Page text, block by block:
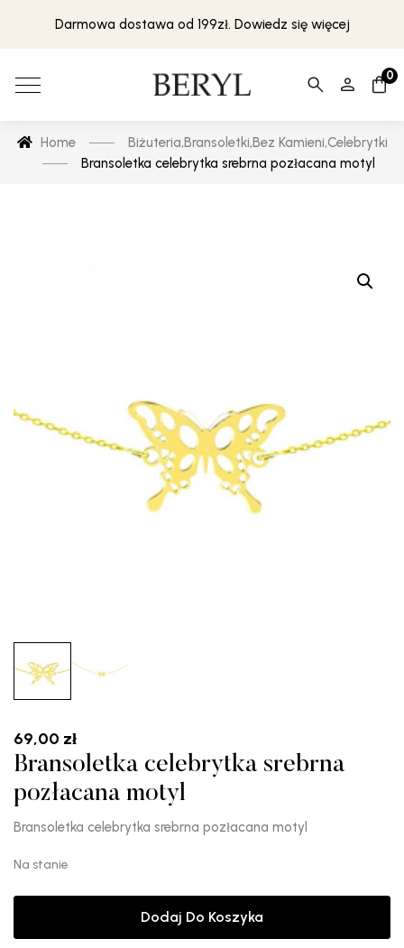
Darmowa dostawa od 199zł. Dowiedz się więcej
0
Home Biżuteria,Bransoletki,Bez Kamieni,Celebrytki
Bransoletka celebrytka srebrna pozłacana motyl
69,00 zł
Bransoletka celebrytka srebrna
pozłacana motyl
Bransoletka celebrytka srebrna pozłacana motyl
Na stanie
Dodaj Do Koszyka